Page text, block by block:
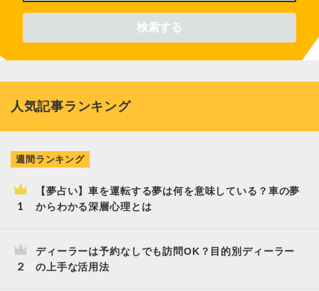
人気記事ランキング
週間ランキング
【夢占い】車を運転する夢は何を意味している？車の夢
からわかる深層心理とは
ディーラーは予約なしでも訪問OK？目的別ディーラー
の上手な活用法